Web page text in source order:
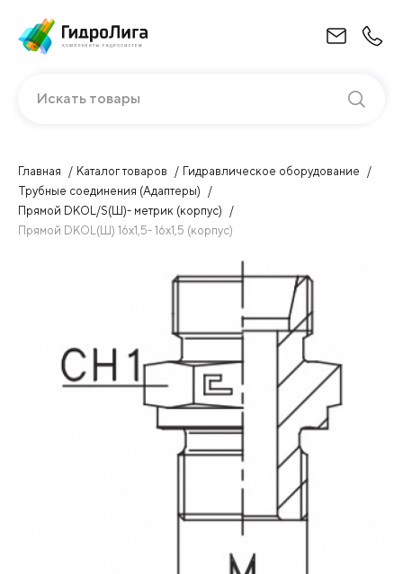
Искать товары
Главная Каталог товаров
Гидравлическое оборудование
Трубные соединения (Адаптеры)
Прямой DKOL/S(Ш)- метрик (корпус)
Прямой DKOL(Ш) 16х1,5- 16х1,5 (корпус)